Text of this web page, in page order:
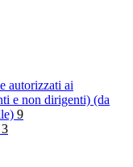
autorizzati ai
e non dirigenti) (da
9
3